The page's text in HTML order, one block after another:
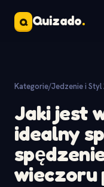
Q Quizado.
Kategorie/Jedzenie i Styl
Jaki jest
idealny
wieczoru